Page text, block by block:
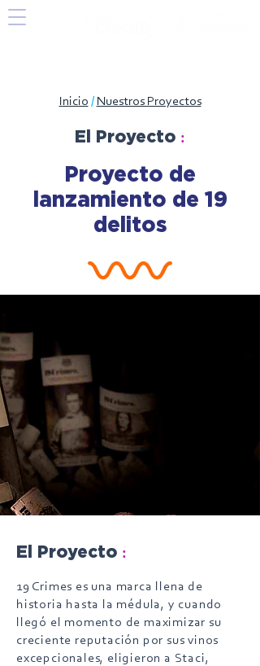
Inicio / Nuestros Proyectos
El Proyecto :
Proyecto de
lanzamiento de 19
delitos
El Proyecto :
19 Crimes es una marca llena de
historia hasta la médula, y cuando
llegó el momento de maximizar su
creciente reputación por sus vinos
excepcionales, eligieron a Staci,